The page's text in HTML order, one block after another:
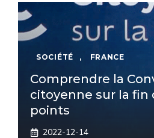
SOCIÉTÉ , FRANCE
Comprendre la
citoyenne sur la fin
points
2022-12-14